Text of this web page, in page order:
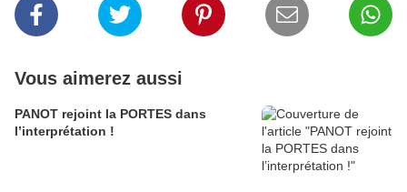
Vous aimerez aussi
PANOT rejoint la PORTES dans
l’interprétation !